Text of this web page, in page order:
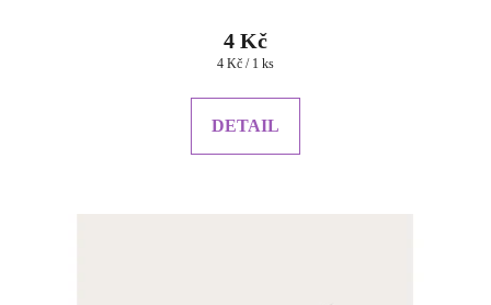
4 Kč
Měrná
4 Kč / 1 ks
DETAIL